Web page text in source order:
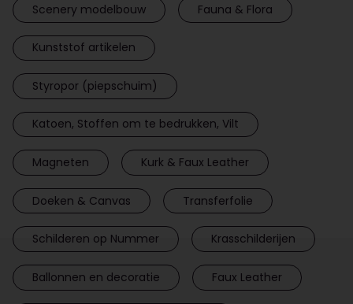
Scenery modelbouw Fauna & Flora
Kunststof artikelen
Styropor (piepschuim)
Katoen, Stoffen om te bedrukken, Vilt
Magneten Kurk & Faux Leather
Doeken & Canvas Transferfolie
Schilderen op Nummer Krasschilderijen
Ballonnen en decoratie Faux Leather